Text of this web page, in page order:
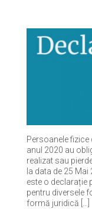
Persoanele fizice
anul 2020 au
realizat sau
la data de 25
este o declarație
pentru diversele
formă juridică […]